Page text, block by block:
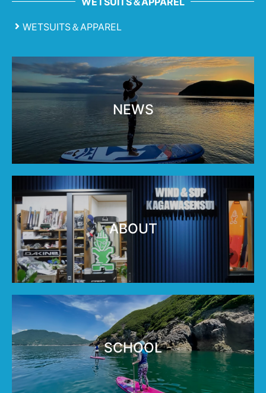
WETSUITS＆APPAREL
NEWS
ABOUT
SCHOOL